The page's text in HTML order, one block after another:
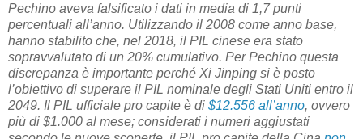
Pechino aveva falsificato i dati in media di 1,7 punti
percentuali all’anno. Utilizzando il 2008 come anno base,
hanno stabilito che, nel 2018, il PIL cinese era stato
sopravvalutato di un 20% cumulativo. Per Pechino questa
discrepanza è importante perché Xi Jinping si è posto
l’obiettivo di superare il PIL nominale degli Stati Uniti entro il
2049. Il PIL ufficiale pro capite è di $12.556 all’anno, ovvero
più di $1.000 al mese; considerati i numeri aggiustati